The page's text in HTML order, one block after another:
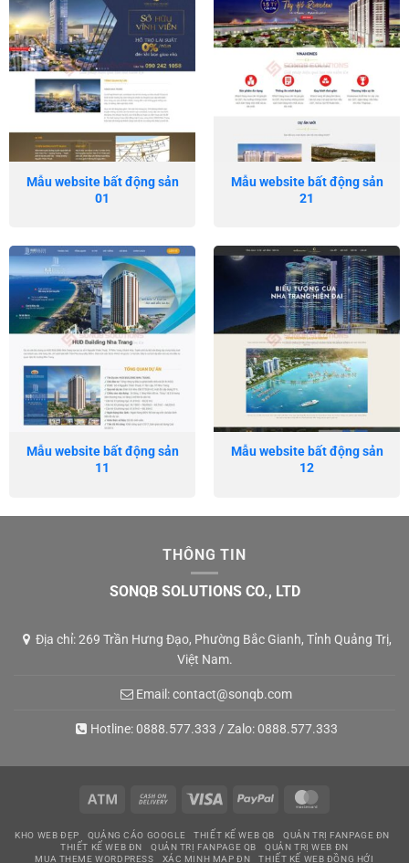
Mẫu website bất động sản
01
Mẫu website bất động sản
21
Mẫu website bất động sản
11
Mẫu website bất động sản
12
THÔNG TIN
SONQB SOLUTIONS CO., LTD
Địa chỉ: 269 Trần Hưng Đạo, Phường Bắc Gianh, Tỉnh Quảng Trị,
Việt Nam.
Email:contact@sonqb.com
Hotline:0888.577.333 / Zalo:0888.577.333
Atm
Cash
Delivery
Visa PayPal
KHO WEB ĐẸP QUẢNG CÁO GOOGLE THIẾT KẾ WEB QB
QUẢN TRỊ FANPAGE ĐN
THIẾT KẾ WEB ĐN
QUẢN TRỊ FANPAGE QB
QUẢN TRỊ WEB ĐN
MUA THEME WORDPRESS
XÁC MINH MAP ĐN THIẾT KẾ WEB ĐỒNG HỚI